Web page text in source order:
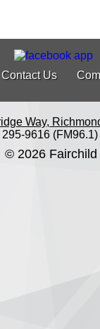
Contact Us
Way,
295-9616 (FM96.1)
© 2026 Fairchild